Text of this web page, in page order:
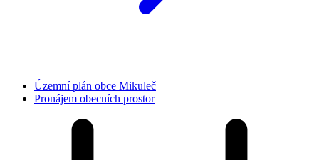
Územní plán obce Mikuleč
Pronájem obecních prostor